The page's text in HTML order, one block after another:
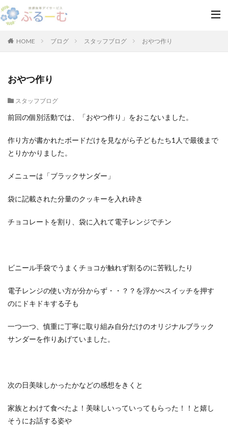
HOME ブログ スタッフブログ おやつ作り
おやつ作り
スタッフブログ
前回の個別活動では、「おやつ作り」をおこないました。
作り方が書かれたボードだけを見ながら子どもたち1人で最後まで
とりかかりました。
メニューは「ブラックサンダー」
袋に記載された分量のクッキーを入れ砕き
チョコレートを割り、袋に入れて電子レンジでチン
ビニール手袋でうまくチョコが触れず割るのに苦戦したり
電子レンジの使い方が分からず・・？？を浮かべスイッチを押す
のにドキドキする子も
一つ一つ、慎重に丁寧に取り組み自分だけのオリジナルブラック
サンダーを作りあげていました。
次の日美味しかったかなどの感想をきくと
家族とわけて食べたよ！美味しいっていってもらった！！と嬉し
そうにお話する姿や